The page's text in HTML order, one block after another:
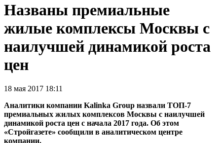
Названы премиальные
жилые комплексы Москвы с
наилучшей динамикой роста
цен
18 мая 2017 18:11
Аналитики компании Kalinka Group назвали ТОП-7
премиальных жилых комплексов Москвы с наилучшей
динамикой роста цен с начала 2017 года. Об этом
«Стройгазете» сообщили в аналитическом центре
компании.